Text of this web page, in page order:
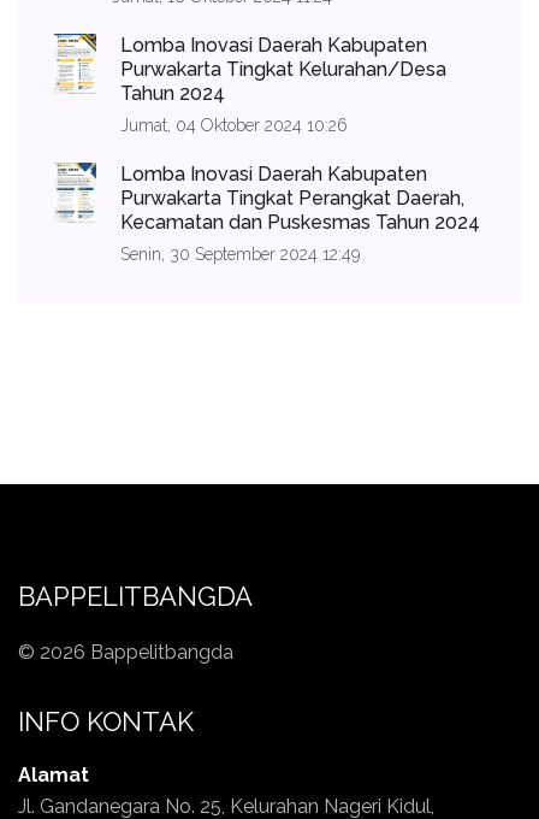
Lomba Inovasi Daerah Kabupaten
Purwakarta Tingkat Kelurahan/Desa
Tahun 2024
Jumat, 04 Oktober 2024 10:26
Lomba Inovasi Daerah Kabupaten
Purwakarta Tingkat Perangkat Daerah,
Kecamatan dan Puskesmas Tahun 2024
Senin, 30 September 2024 12:49
BAPPELITBANGDA
© 2026 Bappelitbangda
INFO KONTAK
Alamat
Jl. Gandanegara No. 25, Kelurahan Nageri Kidul,